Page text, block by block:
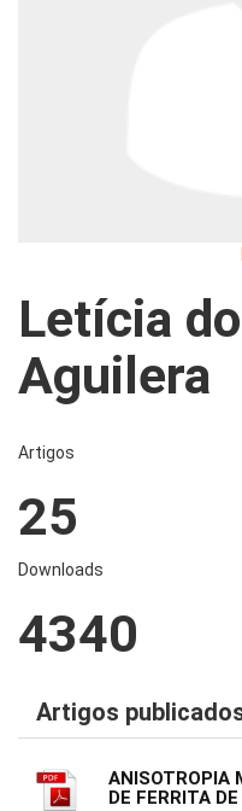
Letícia
Aguilera
Artigos
25
Downloads
4340
Artigos
ANISOTROPIA
DE FERRITA